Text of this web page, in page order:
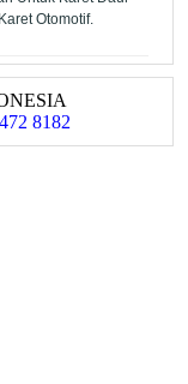
Otomotif.
8182